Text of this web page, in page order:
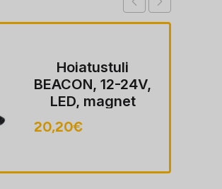
Hoiatustuli
BEACON, 12-24V,
LED, magnet
MOUNT, ECE
R10, FLASHING,
koos pistik sobib
20,20€